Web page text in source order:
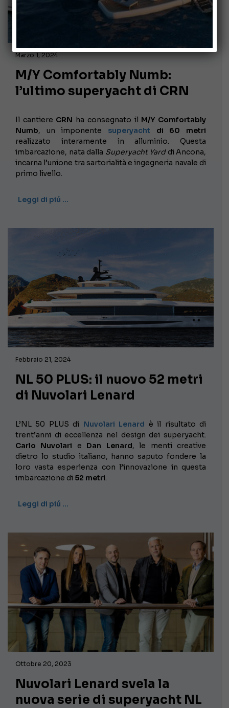
Marzo 1, 2024
M/Y Comfortably Numb:
l’ultimo superyacht di CRN
Il cantiere CRN ha consegnato il M/Y Comfortably
Numb, un imponente superyacht
di 60 metri
realizzato interamente in alluminio. Questa
imbarcazione, nata dalla Superyacht Yarddi Ancona,
incarna l’unione tra sartorialità e ingegneria navale di
primo livello.
Leggi di piú …
Febbraio 21, 2024
NL 50 PLUS: il nuovo 52 metri
di Nuvolari Lenard
L’NL 50 PLUS di Nuvolari Lenard è il risultato di
trent’anni di eccellenza nel design dei superyacht.
Carlo Nuvolari e Dan Lenard, le menti creative
dietro lo studio italiano, hanno saputo fondere la
loro vasta esperienza con l’innovazione in questa
imbarcazione di 52 metri.
Leggi di piú …
Ottobre 20, 2023
Nuvolari Lenard svela la
nuova serie di superyacht NL